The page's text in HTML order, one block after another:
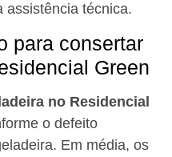
assistência técnica.
para consertar
Green
no Residencial
o defeito
Em média, os